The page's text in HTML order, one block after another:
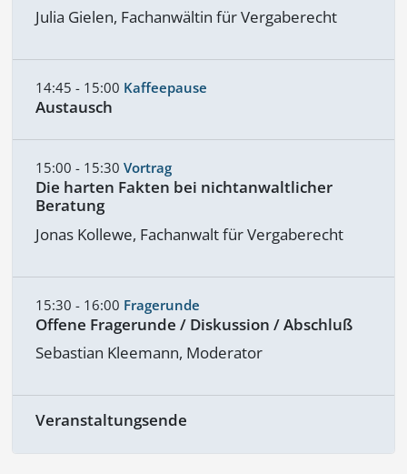
Julia Gielen, Fachanwältin für Vergaberecht
14:45 - 15:00 Kaffeepause
Austausch
15:00 - 15:30 Vortrag
Die harten Fakten bei nichtanwaltlicher
Beratung
Jonas Kollewe, Fachanwalt für Vergaberecht
15:30 - 16:00 Fragerunde
Offene Fragerunde / Diskussion / Abschluß
Sebastian Kleemann, Moderator
Veranstaltungsende